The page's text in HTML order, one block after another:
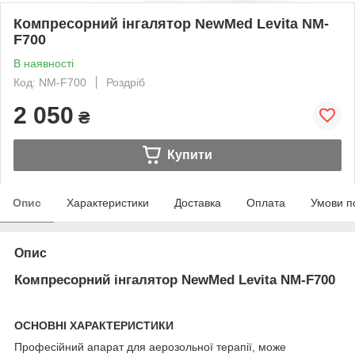
Компресорний інгалятор NewMed Levita NM-
F700
В наявності
Код: NM-F700
Роздріб
2 050 ₴
Купити
Опис Характеристики Доставка Оплата Умови
Опис
Компресорний інгалятор NewMed Levita NM-F700
ОСНОВНІ ХАРАКТЕРИСТИКИ
Професійний апарат для аерозольної терапії, може